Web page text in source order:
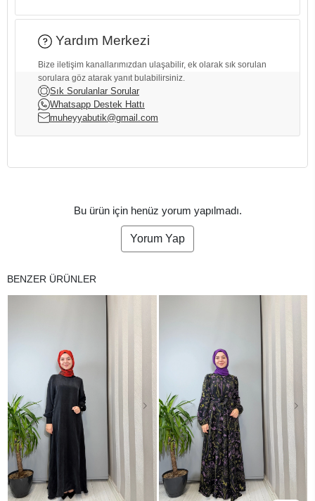
Yardım Merkezi
Bize iletişim kanallarımızdan ulaşabilir, ek olarak sık sorulan
sorulara göz atarak yanıt bulabilirsiniz.
Sık Sorulanlar Sorular
Whatsapp Destek Hattı
muheyyabutik@gmail.com
Bu ürün için henüz yorum yapılmadı.
Yorum Yap
BENZER ÜRÜNLER